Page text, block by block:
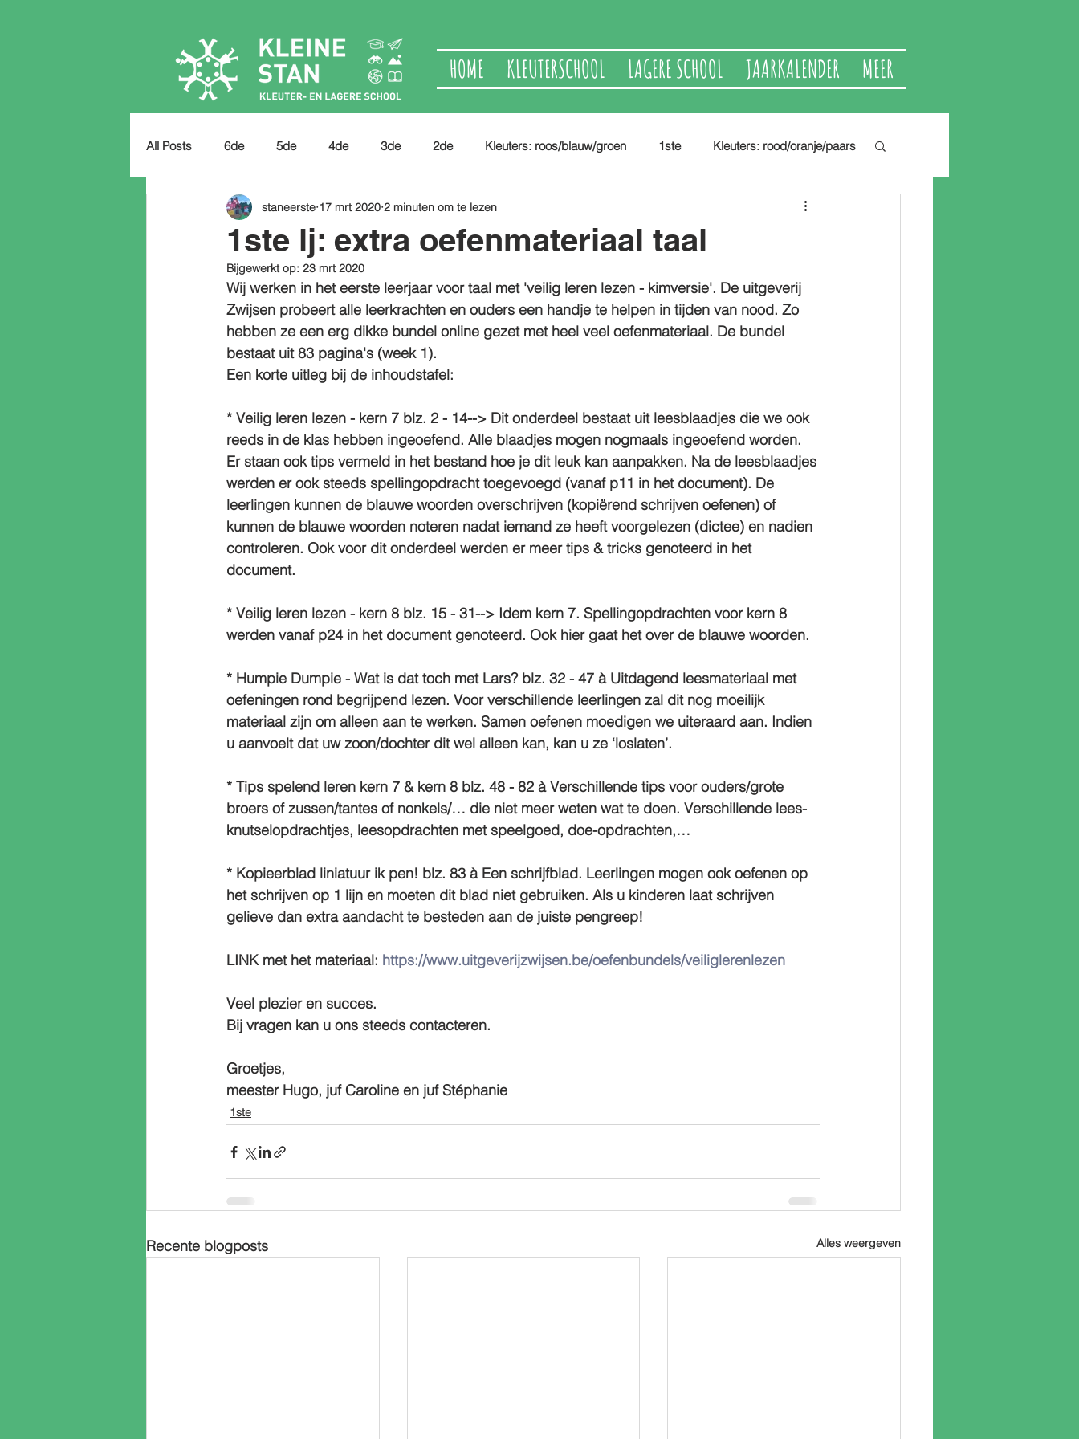
HOME KLEUTERSCHOOL LAGERE SCHOOL JAARKALENDER MEER
All Posts 6de 5de 4de 3de 2de Kleuters: roos/blauw/groen 1ste Kleuters: rood/oranje/paars
1ste lj: extra oefenmateriaal taal
staneerste 17 mrt 2020 2 minuten om te lezen
Bijgewerkt op: 23 mrt 2020
Wij werken in het eerste leerjaar voor taal met 'veilig leren lezen - kimversie'. De uitgeverij
Zwijsen probeert alle leerkrachten en ouders een handje te helpen in tijden van nood. Zo
hebben ze een erg dikke bundel online gezet met heel veel oefenmateriaal. De bundel
bestaat uit 83 pagina's (week 1).
Een korte uitleg bij de inhoudstafel:
* Veilig leren lezen - kern 7 blz. 2 - 14--> Dit onderdeel bestaat uit leesblaadjes die we ook
reeds in de klas hebben ingeoefend. Alle blaadjes mogen nogmaals ingeoefend worden.
Er staan ook tips vermeld in het bestand hoe je dit leuk kan aanpakken. Na de leesblaadjes
werden er ook steeds spellingopdracht toegevoegd (vanaf p11 in het document). De
leerlingen kunnen de blauwe woorden overschrijven (kopiërend schrijven oefenen) of
kunnen de blauwe woorden noteren nadat iemand ze heeft voorgelezen (dictee) en nadien
controleren. Ook voor dit onderdeel werden er meer tips & tricks genoteerd in het
document.
* Veilig leren lezen - kern 8 blz. 15 - 31--> Idem kern 7. Spellingopdrachten voor kern 8
werden vanaf p24 in het document genoteerd. Ook hier gaat het over de blauwe woorden.
* Humpie Dumpie - Wat is dat toch met Lars? blz. 32 - 47 à Uitdagend leesmateriaal met
oefeningen rond begrijpend lezen. Voor verschillende leerlingen zal dit nog moeilijk
materiaal zijn om alleen aan te werken. Samen oefenen moedigen we uiteraard aan. Indien
u aanvoelt dat uw zoon/dochter dit wel alleen kan, kan u ze ‘loslaten’.
* Tips spelend leren kern 7 & kern 8 blz. 48 - 82 à Verschillende tips voor ouders/grote
broers of zussen/tantes of nonkels/… die niet meer weten wat te doen. Verschillende lees-
knutselopdrachtjes, leesopdrachten met speelgoed, doe-opdrachten,…
* Kopieerblad liniatuur ik pen! blz. 83 à Een schrijfblad. Leerlingen mogen ook oefenen op
het schrijven op 1 lijn en moeten dit blad niet gebruiken. Als u kinderen laat schrijven
gelieve dan extra aandacht te besteden aan de juiste pengreep!
LINK met het materiaal: https://www.uitgeverijzwijsen.be/oefenbundels/veiliglerenlezen
Veel plezier en succes.
Bij vragen kan u ons steeds contacteren.
Groetjes,
meester Hugo, juf Caroline en juf Stéphanie
1ste
Recente blogposts Alles weergeven